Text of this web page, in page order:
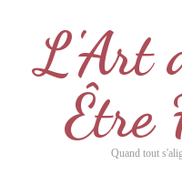
L'Art
Être
Quand tout